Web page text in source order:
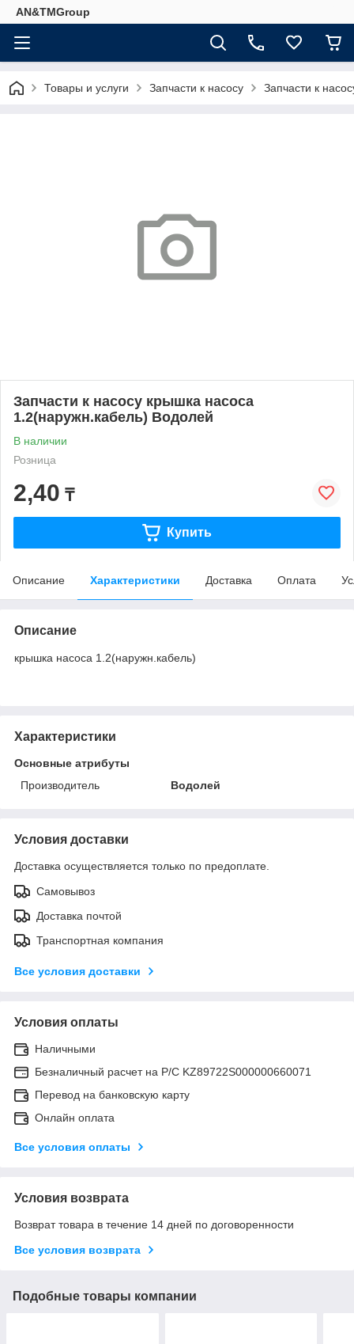
AN&TMGroup
Товары и услуги Запчасти к насосу Запчасти к
Запчасти к насосу крышка насоса
1.2(наружн.кабель) Водолей
В наличии
Розница
2,40 ₸
Купить
Описание Характеристики Доставка Оплата
Описание
крышка насоса 1.2(наружн.кабель)
Характеристики
Основные атрибуты
Производитель
Водолей
Условия доставки
Доставка осуществляется только по предоплате.
Самовывоз
Доставка почтой
Транспортная компания
Все условия доставки
Условия оплаты
Наличными
Безналичный расчет на Р/С KZ89722S000000660071
Перевод на банковскую карту
Онлайн оплата
Все условия оплаты
Условия возврата
Возврат товара в течение 14 дней по договоренности
Все условия возврата
Подобные товары компании